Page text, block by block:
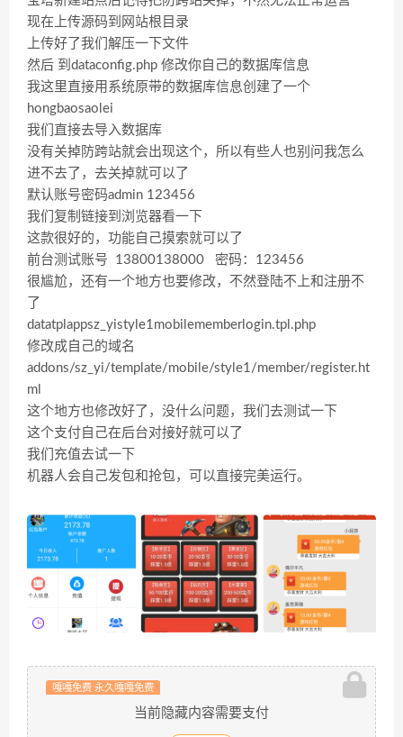
现在上传源码到网站根目录
上传好了我们解压一下文件
然后 到dataconfig.php 修改你自己的数据库信息
我这里直接用系统原带的数据库信息创建了一个
hongbaosaolei
我们直接去导入数据库
没有关掉防跨站就会出现这个，所以有些人也别问我怎么
进不去了，去关掉就可以了
默认账号密码admin 123456
我们复制链接到浏览器看一下
这款很好的，功能自己摸索就可以了
前台测试账号 13800138000 密码：123456
很尴尬，还有一个地方也要修改，不然登陆不上和注册不
了
datatplappsz_yistyle1mobilememberlogin.tpl.php
修改成自己的域名
addons/sz_yi/template/mobile/style1/member/register.ht
ml
这个地方也修改好了，没什么问题，我们去测试一下
这个支付自己在后台对接好就可以了
我们充值去试一下
机器人会自己发包和抢包，可以直接完美运行。
嘎嘎免费 永久嘎嘎免费
当前隐藏内容需要支付